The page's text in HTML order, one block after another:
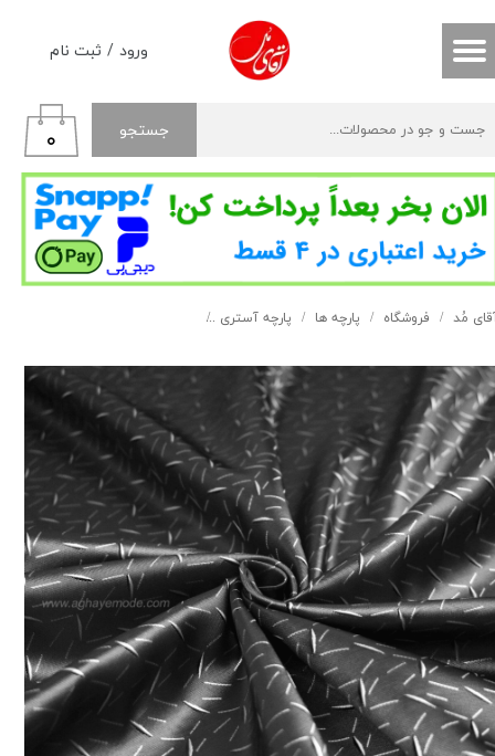
ورود / ثبت نام
حساب کاربری من
خروج از حساب کاربری
جستجو ۰
مُد فروشگاه پارچه ها پارچه آستری